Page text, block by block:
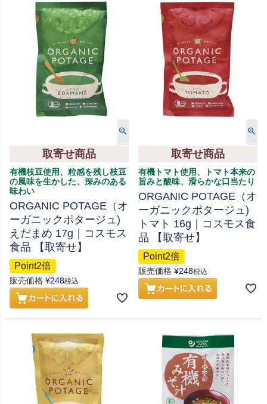
取寄せ商品
有機枝豆使用、粒感を残し枝豆
の風味を生かした、深みのある
味わい
ORGANIC POTAGE（オ
ーガニックポタージュ)
えだまめ 17g｜コスモス
食品 【取寄せ】
Point2倍
販売価格 ¥248税込
取寄せ商品
有機トマト使用、トマト本来の
旨みと酸味、滑らかな口当たり
ORGANIC POTAGE（オ
ーガニックポタージュ)
トマト 16g｜コスモス食
品 【取寄せ】
Point2倍
販売価格 ¥248税込